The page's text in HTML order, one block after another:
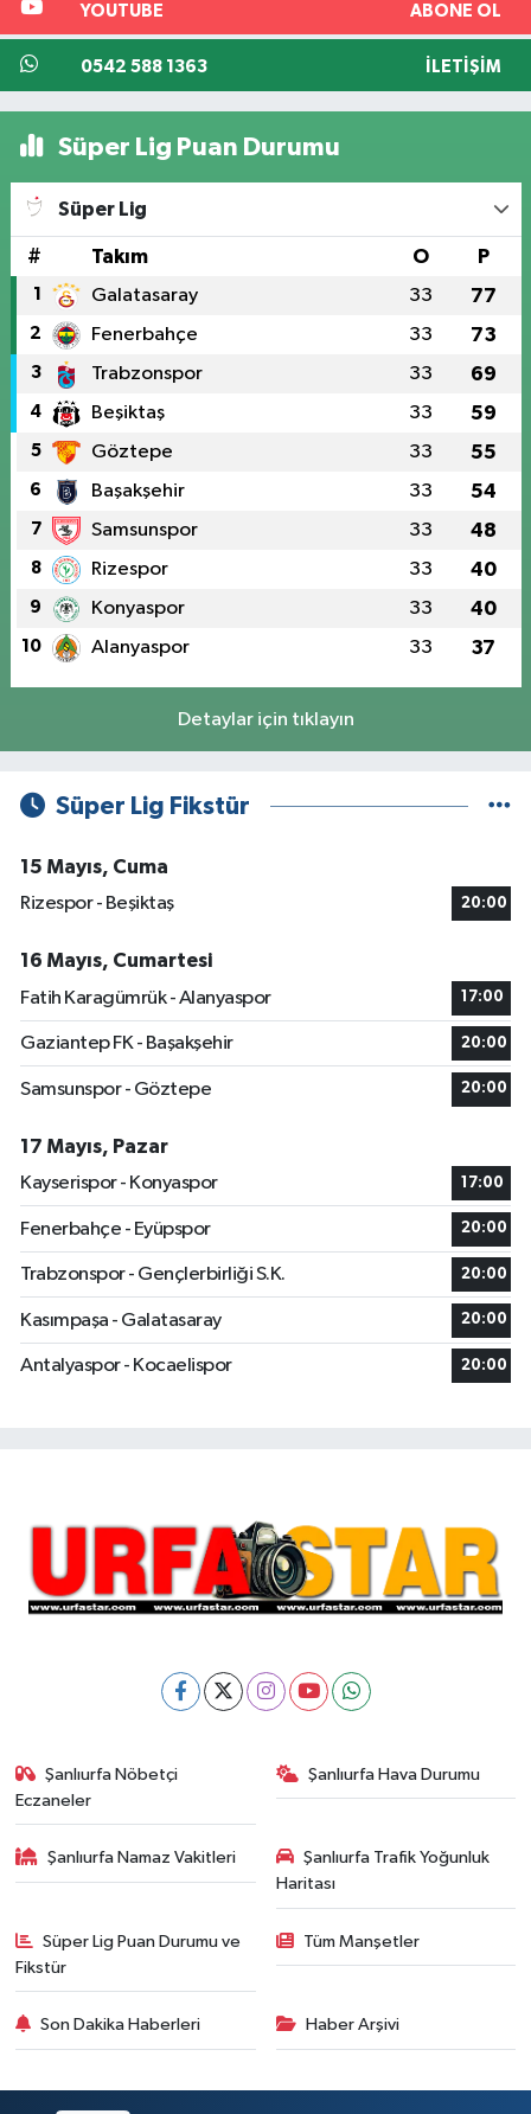
YOUTUBE ABONE OL
0542 588 1363 İLETIŞIM
Süper Lig Puan Durumu
Süper Lig
# Takım O P
1 Galatasaray 33 77
2 Fenerbahçe 33 73
3 Trabzonspor 33 69
4 Beşiktaş 33 59
5 Göztepe 33 55
6 Başakşehir 33 54
7 Samsunspor 33 48
8 Rizespor 33 40
9 Konyaspor 33 40
10 Alanyaspor 33 37
Detaylar için tıklayın
Süper Lig Fikstür
15 Mayıs, Cuma
Rizespor - Beşiktaş
20:00
16 Mayıs, Cumartesi
Fatih Karagümrük - Alanyaspor
17:00
Gaziantep FK - Başakşehir 20:00
Samsunspor - Göztepe 20:00
17 Mayıs, Pazar
Kayserispor - Konyaspor
17:00
Fenerbahçe - Eyüpspor 20:00
Trabzonspor - Gençlerbirliği S.K. 20:00
Kasımpaşa - Galatasaray 20:00
Antalyaspor - Kocaelispor 20:00
Şanlıurfa Nöbetçi
Eczaneler
Şanlıurfa Hava Durumu
Şanlıurfa Namaz Vakitleri
Şanlıurfa Trafik Yoğunluk
Haritası
Süper Lig Puan Durumu ve
Fikstür
Tüm Manşetler
Son Dakika Haberleri Haber Arşivi